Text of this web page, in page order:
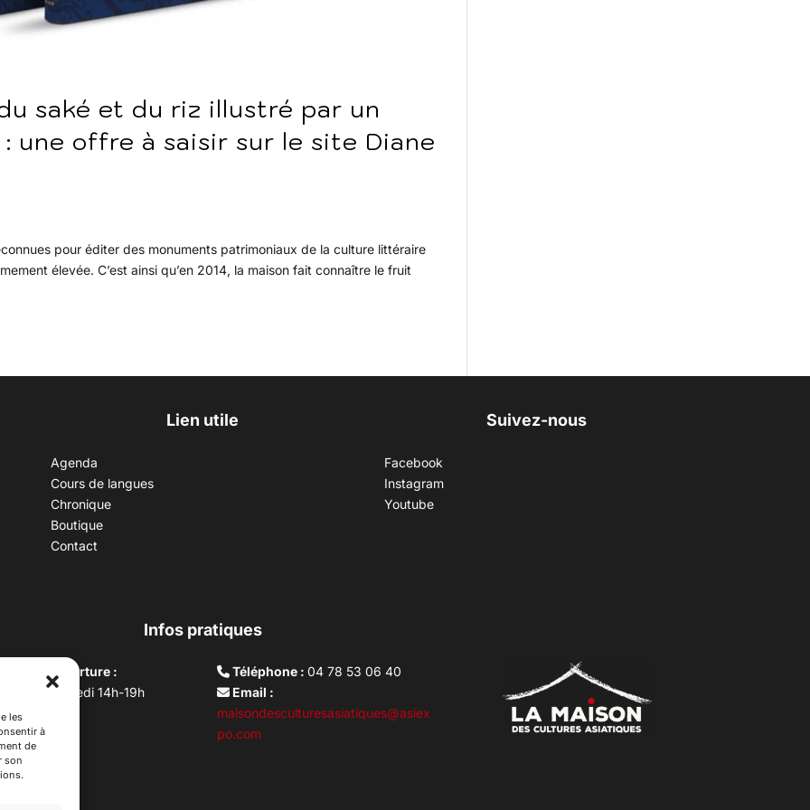
les
à
de
son
saké et du riz illustré par un
une offre à saisir sur le site Diane
pour éditer des monuments patrimoniaux de la culture littéraire
élevée. C’est ainsi qu’en 2014, la maison fait connaître le fruit
Lien utile
Agenda
Cours de langues
Chronique
Boutique
Contact
Suivez-nous
Facebook
Instagram
Youtube
Infos pratiques
d’ouverture :
au vendredi 14h-19h
10h –17h
lundi
Téléphone :04 78 53 06 40
Email :
maisondesculturesasiatiques@asiex
po.com